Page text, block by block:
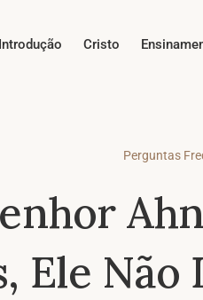
Introdução Cristo
Perguntas
Ele